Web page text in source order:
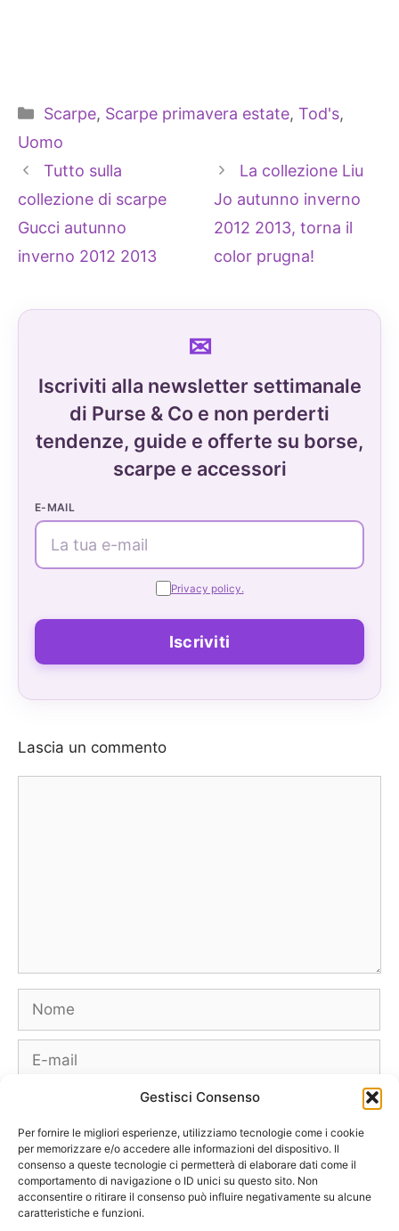
Gestisci Consenso
Per fornire le migliori esperienze, utilizziamo tecnologie come i cookie
per memorizzare e/o accedere alle informazioni del dispositivo. Il
consenso a queste tecnologie ci permetterà di elaborare dati come il
comportamento di navigazione o ID unici su questo sito. Non
acconsentire o ritirare il consenso può influire negativamente su alcune
caratteristiche e funzioni.
Categorie
Scarpe, Scarpe primavera estate, Tod's,
Uomo
Tutto sulla
collezione di scarpe
Gucci autunno
inverno 2012 2013
La collezione Liu
Jo autunno inverno
2012 2013, torna il
color prugna!
Iscriviti alla newsletter settimanale
di Purse & Co e non perderti
tendenze, guide e offerte su borse,
scarpe e accessori
E-MAIL
Privacy policy.
Lascia un commento
Nome
E-
mail
web